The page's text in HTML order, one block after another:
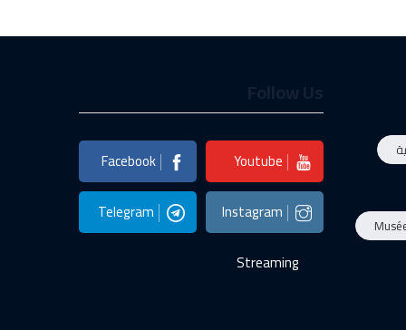
Youtube
Facebook
Instagram
Telegram
Streaming